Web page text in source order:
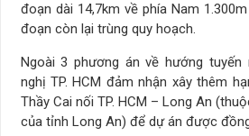
đoạn dài 14,7km về phía Nam
đoạn còn lại trùng quy hoạch.
Ngoài 3 phương án về hướng
nghị TP. HCM đảm nhận xây thêm
Thầy Cai nối TP. HCM – Long An
của tỉnh Long An) để dự án được